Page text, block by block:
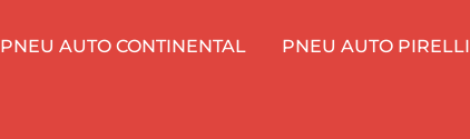
PNEU AUTO CONTINENTAL PNEU AUTO PIRELLI